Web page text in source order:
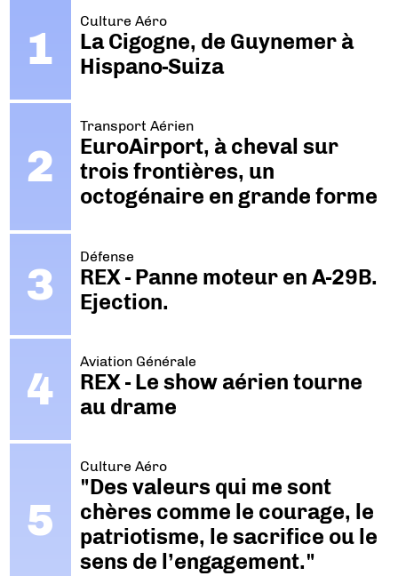
Culture Aéro
La Cigogne, de Guynemer à
Hispano-Suiza
Transport Aérien
EuroAirport, à cheval sur
trois frontières, un
octogénaire en grande forme
Défense
REX - Panne moteur en A-29B.
Ejection.
Aviation Générale
REX - Le show aérien tourne
au drame
Culture Aéro
"Des valeurs qui me sont
chères comme le courage, le
patriotisme, le sacrifice ou le
sens de l’engagement."